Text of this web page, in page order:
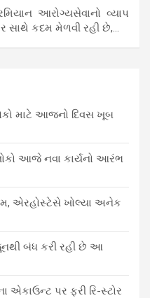
આરોગ્યસેવાનો વ્યાપ
સાથે કદમ મેળવી રહી છે,…
માટે આજનો દિવસ ખૂબ
આજે નવા કાર્યનો આરંભ
એરહોસ્ટેસે ખોલ્યા અનેક
બંધ કરી રહી છે આ
એકાઉન્ટ પર ફરી રિ-સ્ટોર